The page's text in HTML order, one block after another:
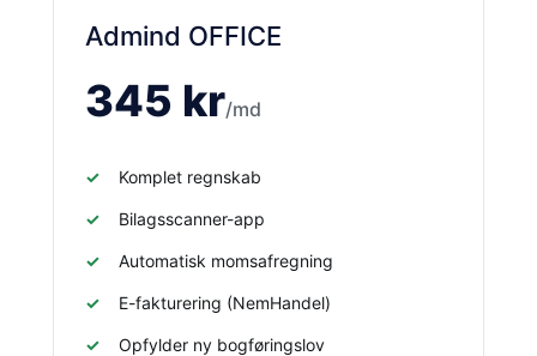
Admind OFFICE
345 kr/md
Komplet regnskab
Bilagsscanner-app
Automatisk momsafregning
E-fakturering (NemHandel)
Opfylder ny bogføringslov